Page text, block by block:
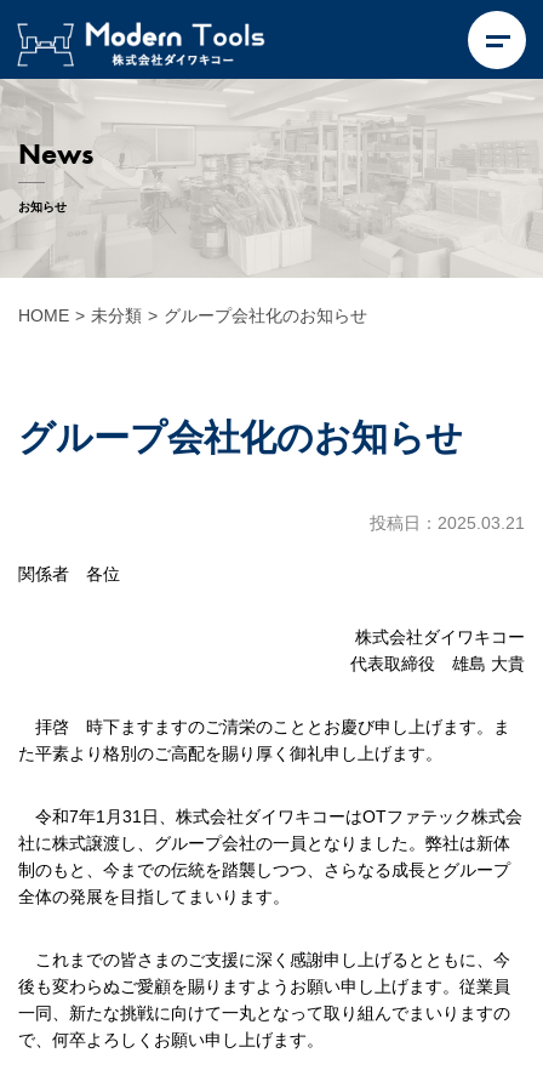
News
お知らせ
HOME > 未分類 > グループ会社化のお知らせ
グループ会社化のお知らせ
投稿日：2025.03.21
関係者 各位
株式会社ダイワキコー
代表取締役 雄島 大貴
拝啓 時下ますますのご清栄のこととお慶び申し上げます。ま
た平素より格別のご高配を賜り厚く御礼申し上げます。
令和7年1月31日、株式会社ダイワキコーはOTファテック株式会
社に株式譲渡し、グループ会社の一員となりました。弊社は新体
制のもと、今までの伝統を踏襲しつつ、さらなる成長とグループ
全体の発展を目指してまいります。
これまでの皆さまのご支援に深く感謝申し上げるとともに、今
後も変わらぬご愛顧を賜りますようお願い申し上げます。従業員
一同、新たな挑戦に向けて一丸となって取り組んでまいりますの
で、何卒よろしくお願い申し上げます。